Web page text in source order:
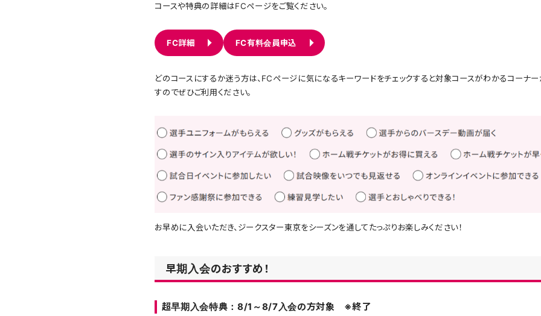
コースや特典の詳細はFCページをご覧ください。
FC詳細 FC有料会員申込
どのコースにするか迷う方は、FCページに気になるキーワードをチェックすると対象コースがわかるコーナ
すのでぜひご利用ください。
お早めに入会いただき、ジークスター東京をシーズンを通してたっぷりお楽しみください！
早期入会のおすすめ！
超早期入会特典：8/1～8/7入会の方対象 ※終了